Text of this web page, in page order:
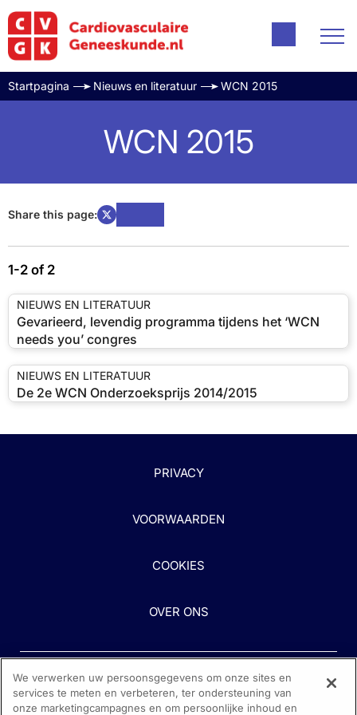
Startpagina Nieuws en literatuur WCN 2015
WCN 2015
Share this page:
1-2 of 2
NIEUWS EN LITERATUUR
Gevarieerd, levendig programma tijdens het ‘WCN
needs you’ congres
NIEUWS EN LITERATUUR
De 2e WCN Onderzoeksprijs 2014/2015
PRIVACY
VOORWAARDEN
COOKIES
OVER ONS
We verwerken uw persoonsgegevens om onze sites en
services te meten en verbeteren, ter ondersteuning van
onze marketingcampagnes en om persoonlijke inhoud en